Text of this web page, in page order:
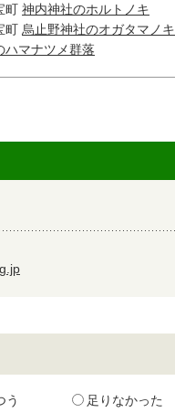
町 神内神社のホルトノキ
町 烏止野神社のオガタマノキ
ハマナツメ群落
う 足りなかった